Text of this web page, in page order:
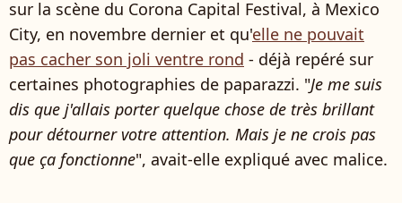
sur la scène du Corona Capital Festival, à Mexico
City, en novembre dernier et qu'elle ne pouvait
pas cacher son joli ventre rond - déjà repéré sur
certaines photographies de paparazzi. "Je me suis
dis que j'allais porter quelque chose de très brillant
pour détourner votre attention. Mais je ne crois pas
que ça fonctionne", avait-elle expliqué avec malice.